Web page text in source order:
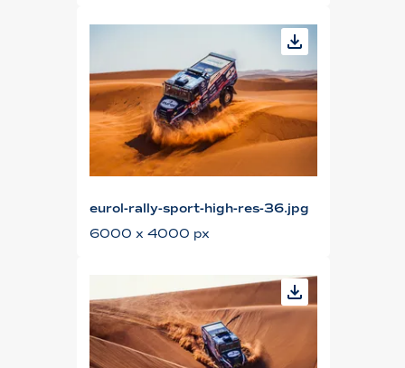
eurol-rally-sport-high-res-36.jpg
6000 x 4000 px